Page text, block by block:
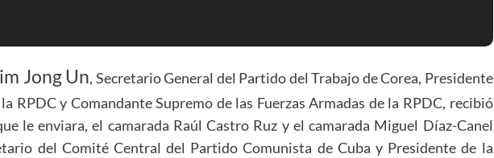
Jong Un, Secretario General del Partido del Trabajo de Corea, Presidente
RPDC y Comandante Supremo de las Fuerzas Armadas de la RPDC, recibió
le enviara, el camarada Raúl Castro Ruz y el camarada Miguel Díaz-Canel
del Comité Central del Partido Comunista de Cuba y Presidente de la